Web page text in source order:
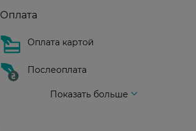
Оплата
Оплата картой
Послеоплата
Показать больше